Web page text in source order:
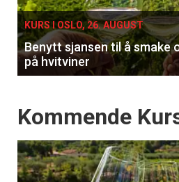
KURS I OSLO, 26. AUGUST
Benytt sjansen til å smake
på hvitviner
Events
Kommende